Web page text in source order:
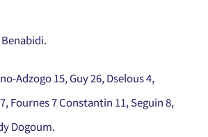
Adzogo 15, Guy 26, Dselous 4,
Fournes 7 Constantin 11, Seguin 8,
Dogoum.